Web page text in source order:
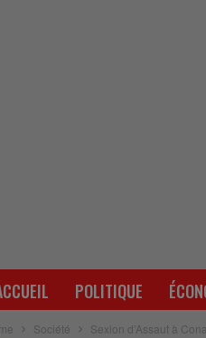
POLITIQUE
Société Sexion d’Assaut à